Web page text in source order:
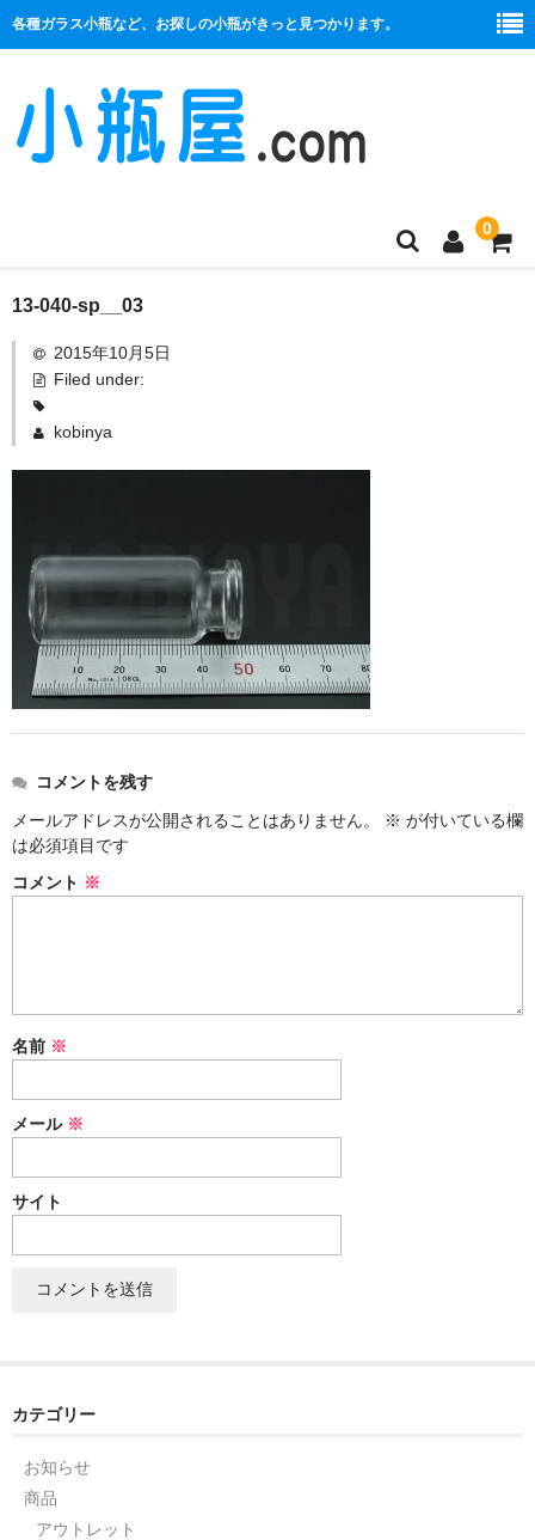
各種ガラス小瓶など、お探しの小瓶がきっと見つかります。
0
商品一覧
絞り口
ストレート
コルク栓
セット
ストラップ付き
ふた付き
単品
セット
アウトレット
お問い合わせ
13-040-sp__03
2015年10月5日
Filed under:
kobinya
コメントを残す
メールアドレスが公開されることはありません。
※ が付いている欄
は必須項目です
コメント ※
名前 ※
メール ※
サイト
カテゴリー
お知らせ
商品
アウトレット